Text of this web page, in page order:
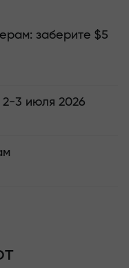
заберите $5
2-3 июля 2026